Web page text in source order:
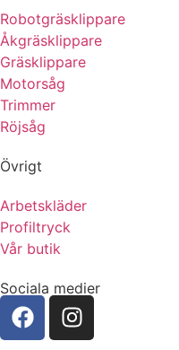
Robotgräsklippare
Åkgräsklippare
Gräsklippare
Motorsåg
Trimmer
Röjsåg
Övrigt
Arbetskläder
Profiltryck
Vår butik
Sociala medier